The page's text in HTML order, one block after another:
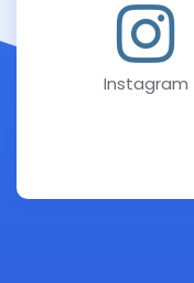
Instagram